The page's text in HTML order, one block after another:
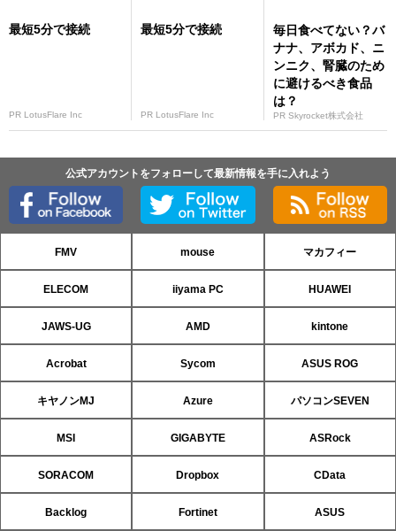
最短5分で接続
PR LotusFlare Inc
最短5分で接続
PR LotusFlare Inc
毎日食べてない？バ
ナナ、アボカド、ニ
ンニク、腎臓のため
に避けるべき食品
は？
PR Skyrocket株式会社
公式アカウントをフォローして最新情報を手に入れよう
FMV mouse マカフィー
ELECOM iiyama PC HUAWEI
JAWS-UG AMD kintone
Acrobat Sycom ASUS ROG
キヤノンMJ Azure パソコンSEVEN
MSI GIGABYTE ASRock
SORACOM Dropbox CData
Backlog Fortinet ASUS